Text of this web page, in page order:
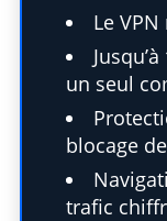
Le
Jusqu’à
un seul
blocage
trafic